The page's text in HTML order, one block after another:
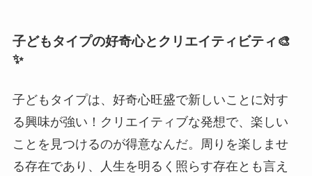
子どもタイプの好奇心とクリエイティビティ🎨
✨
子どもタイプは、好奇心旺盛で新しいことに対す
る興味が強い！クリエイティブな発想で、楽しい
ことを見つけるのが得意なんだ。周りを楽しませ
る存在であり、人生を明るく照らす存在とも言え